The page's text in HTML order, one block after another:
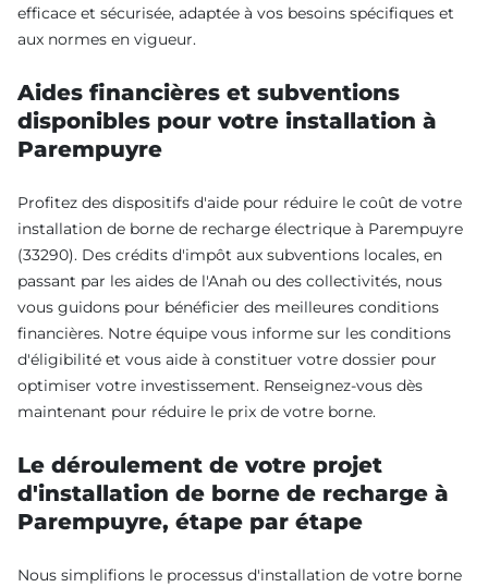
efficace et sécurisée, adaptée à vos besoins spécifiques et
aux normes en vigueur.
Aides financières et subventions
disponibles pour votre installation à
Parempuyre
Profitez des dispositifs d'aide pour réduire le coût de votre
installation de borne de recharge électrique à Parempuyre
(33290). Des crédits d'impôt aux subventions locales, en
passant par les aides de l'Anah ou des collectivités, nous
vous guidons pour bénéficier des meilleures conditions
financières. Notre équipe vous informe sur les conditions
d'éligibilité et vous aide à constituer votre dossier pour
optimiser votre investissement. Renseignez-vous dès
maintenant pour réduire le prix de votre borne.
Le déroulement de votre projet
d'installation de borne de recharge à
Parempuyre, étape par étape
Nous simplifions le processus d'installation de votre borne